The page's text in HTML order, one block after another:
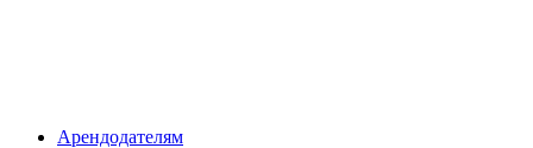
Арендодателям